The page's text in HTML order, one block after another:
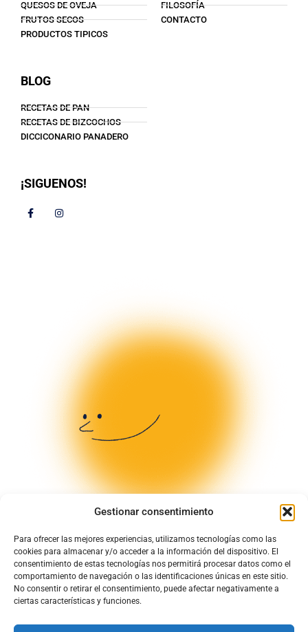
Gestionar consentimiento
Para ofrecer las mejores experiencias, utilizamos tecnologías como las
cookies para almacenar y/o acceder a la información del dispositivo. El
consentimiento de estas tecnologías nos permitirá procesar datos como el
comportamiento de navegación o las identificaciones únicas en este sitio.
No consentir o retirar el consentimiento, puede afectar negativamente a
ciertas características y funciones.
QUESOS DE OVEJA
FRUTOS SECOS
PRODUCTOS TIPICOS
FILOSOFÍA
CONTACTO
BLOG
RECETAS DE PAN
RECETAS DE BIZCOCHOS
DICCICONARIO PANADERO
¡SIGUENOS!